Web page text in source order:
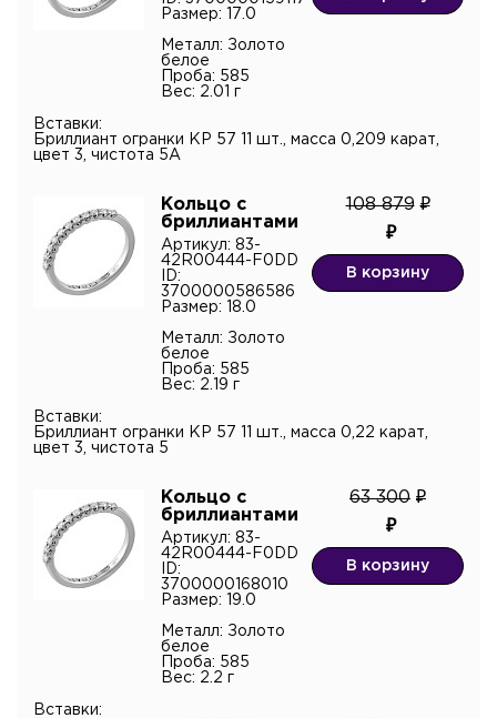
Размер: 17.0
Металл: Золото
белое
Проба: 585
Вес: 2.01 г
Вставки:
Бриллиант огранки КР 57 11 шт., масса 0,209 карат,
цвет 3, чистота 5А
Кольцо с
бриллиантами
Артикул: 83-
42R00444-F0DD
ID:
3700000586586
Размер: 18.0
Металл: Золото
белое
Проба: 585
Вес: 2.19 г
108 879
В корзину
Вставки:
Бриллиант огранки КР 57 11 шт., масса 0,22 карат,
цвет 3, чистота 5
Кольцо с
бриллиантами
Артикул: 83-
42R00444-F0DD
ID:
3700000168010
Размер: 19.0
Металл: Золото
белое
Проба: 585
Вес: 2.2 г
63 300
В корзину
Вставки: